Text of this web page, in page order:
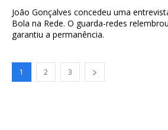
João Gonçalves concedeu uma
Bola na Rede. O guarda-redes
garantiu a permanência.
1 2 3